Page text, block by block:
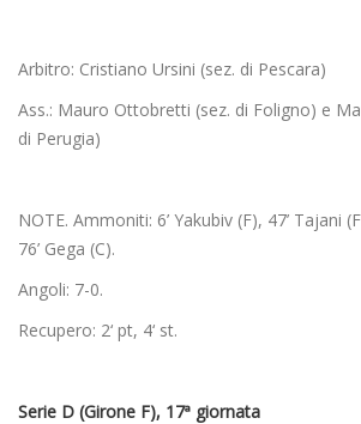
Arbitro: Cristiano Ursini (sez. di Pescara)
Ass.: Mauro Ottobretti (sez. di Foligno) e
di Perugia)
NOTE. Ammoniti: 6’ Yakubiv (F), 47’ Tajani
76’ Gega (C).
Angoli: 7-0.
Recupero: 2‘ pt, 4‘ st.
Serie D (Girone F), 17ª giornata